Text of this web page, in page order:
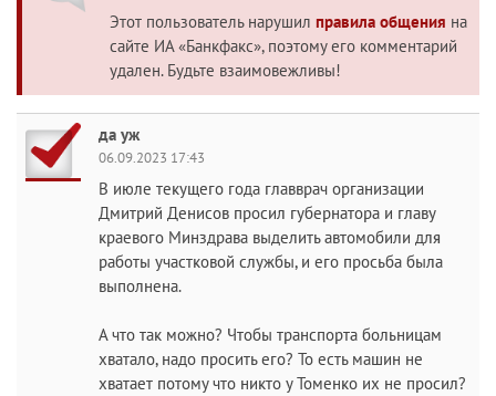
Этот пользователь нарушил правила общения на
сайте ИА «Банкфакс», поэтому его комментарий
удален. Будьте взаимовежливы!
да уж
06.09.2023 17:43
В июле текущего года главврач организации
Дмитрий Денисов просил губернатора и главу
краевого Минздрава выделить автомобили для
работы участковой службы, и его просьба была
выполнена.
А что так можно? Чтобы транспорта больницам
хватало, надо просить его? То есть машин не
хватает потому что никто у Томенко их не просил?